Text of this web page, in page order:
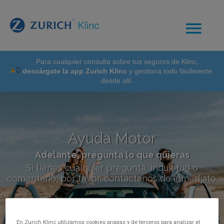
Para cualquier consulta sobre tus seguros de Klinc,
descárgate la app Zurich Klinc y gestiona todo fácilmente
desde allí.
Ayuda Motor
Adelante, pregunta lo que quieras
Si tienes cualquier pregunta, inquietud o
comentario, por favor, contáctanos de inmediato.
En Zurich Klinc utilizamos cookies propias y de terceros para analizar el